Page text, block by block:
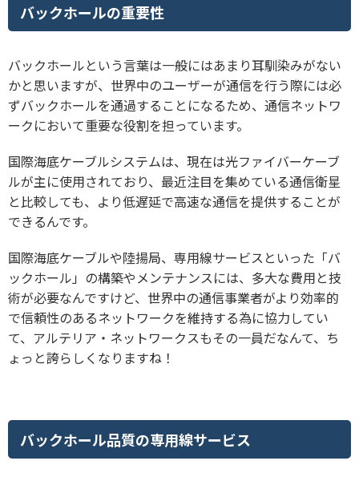
バックホールの重要性
バックホールという言葉は一般にはあまり耳馴染みがない
かと思いますが、世界中のユーザーが通信を行う際には必
ずバックホールを通過することになるため、通信ネットワ
ークにおいて重要な役割を担っています。
国際海底ケーブルシステムは、現在は光ファイバーケーブ
ルが主に使用されており、最近注目を集めている通信衛星
と比較しても、より低遅延で高速な通信を提供することが
できるんです。
国際海底ケーブルや陸揚局、専用線サービスといった「バ
ックホール」の構築やメンテナンスには、多大な費用と技
術が必要なんですけど、世界中の通信事業者がより効率的
で信頼性のあるネットワークを維持する為に協力してい
て、アルテリア・ネットワークスもその一員だなんて、ち
ょっと誇らしくなりますね！
バックホール品質の専用線サービス